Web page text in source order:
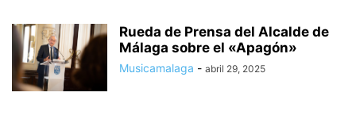
Rueda de Prensa del Alcalde de
Málaga sobre el «Apagón»
Musicamalaga - abril 29, 2025